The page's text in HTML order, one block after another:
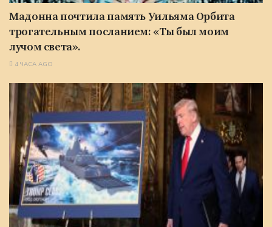
Мадонна почтила память Уильяма Орбита
трогательным посланием: «Ты был моим
лучом света».
4 ЧАСА AGO